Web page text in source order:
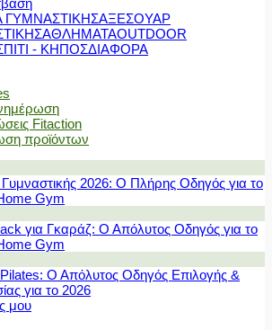
ΓΥΜΝΑΣΤΙΚΗΣΑΞΕΣΟΥΑΡ
ΑΘΛΗΜΑΤΑOUTDOOR
- ΚΗΠΟΣΔΙΑΦΟΡΑ
Fitaction
προϊόντων
2026: Ο Πλήρης Οδηγός για το
Gym
για Γκαράζ: Ο Απόλυτος Οδηγός για το
Gym
Ο Απόλυτος Οδηγός Επιλογής &
για το 2026
μου